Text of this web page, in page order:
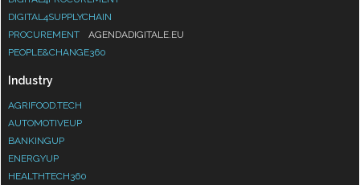
DIGITAL4SUPPLYCHAIN
PROCUREMENT
AGENDADIGITALE.EU
PEOPLE&CHANGE360
Industry
AGRIFOOD.TECH
AUTOMOTIVEUP
BANKINGUP
ENERGYUP
HEALTHTECH360